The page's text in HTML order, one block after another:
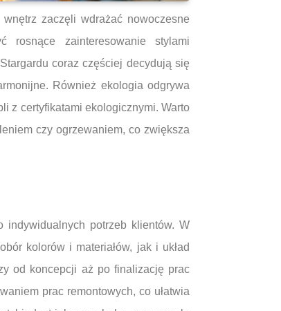
zaczęli wdrażać nowoczesne
rosnące zainteresowanie stylami
coraz częściej decydują się
Również ekologia odgrywa
z certyfikatami ekologicznymi. Warto
czy ogrzewaniem, co zwiększa
indywidualnych potrzeb klientów. W
kolorów i materiałów, jak i układ
od koncepcji aż po finalizację prac
prac remontowych, co ułatwia